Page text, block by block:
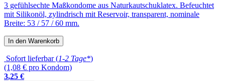
3 gefühlsechte Maßkondome aus Naturkautschuklatex. Befeuchtet
mit Silikonöl, zylindrisch mit Reservoir, transparent, nominale
Breite: 53 / 57 / 60 mm.
In den Warenkorb
Sofort lieferbar (1-2 Tage*)
(1,08 € pro Kondom)
3,25 €